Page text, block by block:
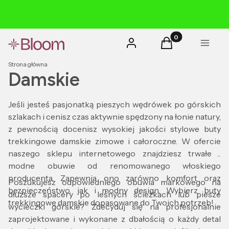
Zaloguj się Produkty w
Koszyk Menu
Strona główna
Damskie
Jeśli jesteś pasjonatką pieszych wędrówek po górskich
szlakach i cenisz czas aktywnie spędzony na łonie natury,
z pewnością docenisz wysokiej jakości stylowe buty
trekkingowe damskie zimowe i całoroczne. W ofercie
naszego sklepu internetowego znajdziesz trwałe i
modne obuwie od renomowanego włoskiego
producenta. Zapewnia ono zarówno komfort oraz
bezpieczeństwo, jak i modny design. Wybierz buty
trekkingowe damskie dopasowane do Twoich potrzeb!
Poszukujesz odpowiedniego obuwia markowego na
dłuższe spacery po leśnych ścieżkach lub piesze
wycieczki górskie? Zdecyduj się na profesjonalnie
zaprojektowane i wykonane z dbałością o każdy detal